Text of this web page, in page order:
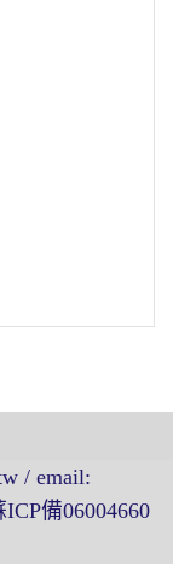
/ email:
備06004660